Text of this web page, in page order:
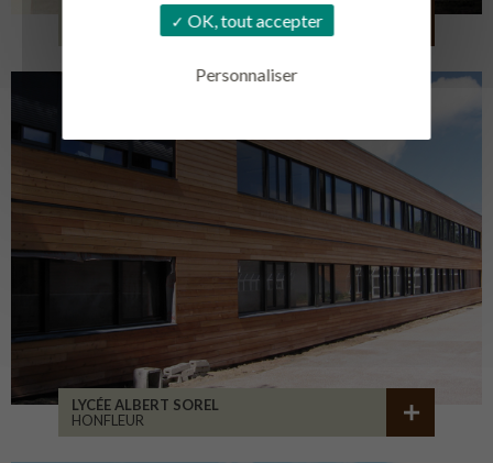
OK, tout accepter
Personnaliser
CRÉATION DE 6 LOGEMENTS
FOLLAINVILLE-DENNEMONT
LYCÉE ALBERT SOREL
HONFLEUR